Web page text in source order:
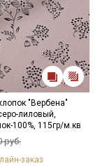
"Вербена"
лиловый,
100%, 115гр/м.кв
руб.
заказ